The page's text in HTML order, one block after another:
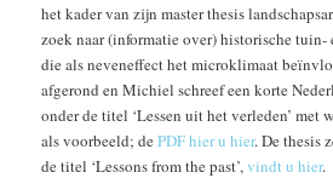
het kader van zijn master thesis
zoek naar (informatie over) historische tuin-
die als neveneffect het microklimaat
afgerond en Michiel schreef een korte
onder de titel ‘Lessen uit het verleden’ met
als voorbeeld; dePDF hier u hier. De thesis
de titel ‘Lessons from the past’,vindt u hier.